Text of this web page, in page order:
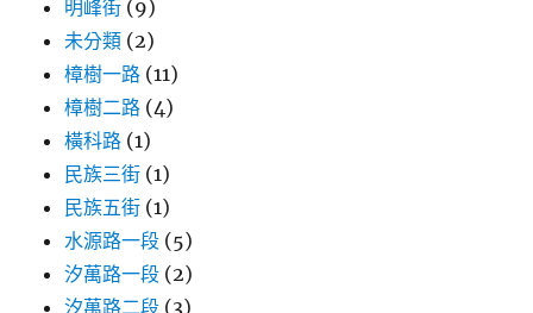
明峰街 (9)
未分類 (2)
樟樹一路 (11)
樟樹二路 (4)
橫科路 (1)
民族三街 (1)
民族五街 (1)
水源路一段 (5)
汐萬路一段 (2)
汐萬路二段 (3)